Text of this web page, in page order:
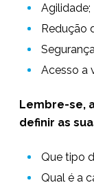
Agilidade;
Redução
Acesso a
Lembre-se,
definir as
Que tipo
Qual é a